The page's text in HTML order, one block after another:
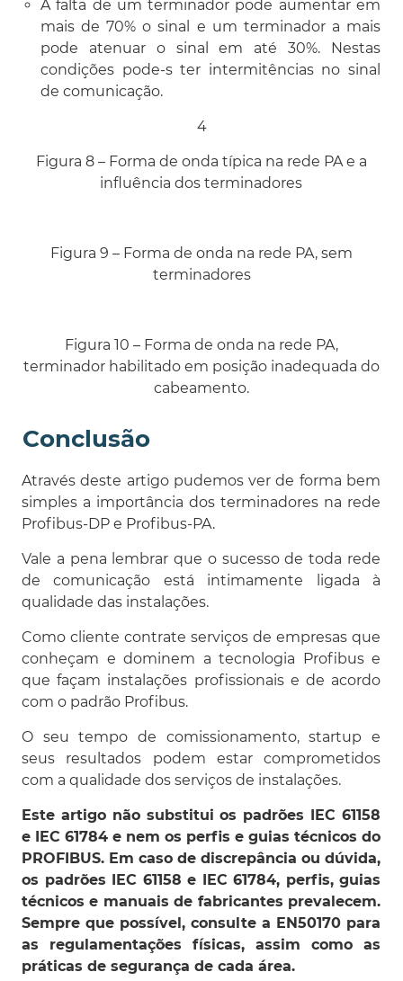
A falta de um terminador pode aumentar em
mais de 70% o sinal e um terminador a mais
pode atenuar o sinal em até 30%. Nestas
condições pode-s ter intermitências no sinal
de comunicação.
4
Figura 8 – Forma de onda típica na rede PA e a
influência dos terminadores
Figura 9 – Forma de onda na rede PA, sem
terminadores
Figura 10 – Forma de onda na rede PA,
terminador habilitado em posição inadequada do
cabeamento.
Conclusão
Através deste artigo pudemos ver de forma bem
simples a importância dos terminadores na rede
Profibus-DP e Profibus-PA.
Vale a pena lembrar que o sucesso de toda rede
de comunicação está intimamente ligada à
qualidade das instalações.
Como cliente contrate serviços de empresas que
conheçam e dominem a tecnologia Profibus e
que façam instalações profissionais e de acordo
com o padrão Profibus.
O seu tempo de comissionamento, startup e
seus resultados podem estar comprometidos
com a qualidade dos serviços de instalações.
Este artigo não substitui os padrões IEC 61158
e IEC 61784 e nem os perfis e guias técnicos do
PROFIBUS. Em caso de discrepância ou dúvida,
os padrões IEC 61158 e IEC 61784, perfis, guias
técnicos e manuais de fabricantes prevalecem.
Sempre que possível, consulte a EN50170 para
as regulamentações físicas, assim como as
práticas de segurança de cada área.